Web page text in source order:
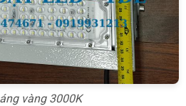
vàng 3000K